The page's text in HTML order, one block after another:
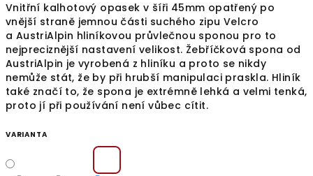
Vnitřní kalhotový opasek v šíři 45mm opatřený po
vnější straně jemnou části suchého zipu Velcro
a AustriAlpin hliníkovou průvlečnou sponou pro to
nejpreciznější nastavení velikost. Žebříčková spona od
AustriAlpin je vyrobená z hliníku a proto se nikdy
nemůže stát, že by při hrubší manipulaci praskla. Hliník
také značí to, že spona je extrémně lehká a velmi tenká,
proto jí při používání není vůbec cítit.
VARIANTA